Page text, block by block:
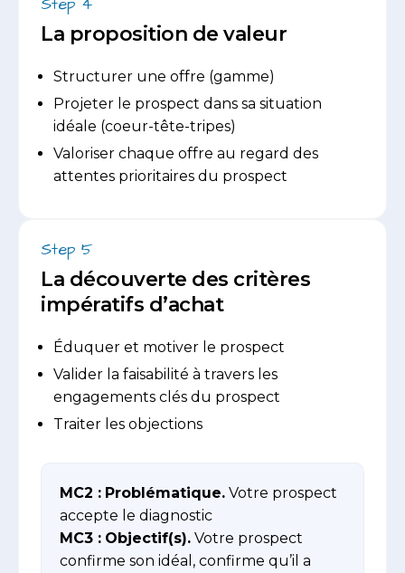
La proposition de valeur
Structurer une offre (gamme)
Projeter le prospect dans sa situation
idéale (coeur-tête-tripes)
Valoriser chaque offre au regard des
attentes prioritaires du prospect
Step 5
La découverte des critères
impératifs d’achat
Éduquer et motiver le prospect
Valider la faisabilité à travers les
engagements clés du prospect
Traiter les objections
MC2 : Problématique. Votre prospect
accepte le diagnostic
MC3 : Objectif(s). Votre prospect
confirme son idéal, confirme qu’il a